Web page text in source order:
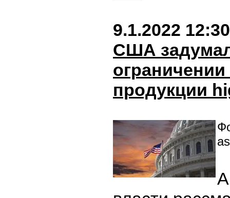
9.1.2022 12:30
США
продукции